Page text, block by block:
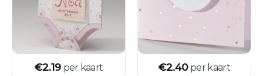
€2.19 per kaart €2.40 per kaart